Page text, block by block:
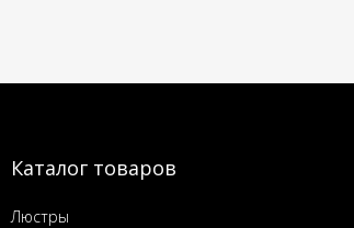
Каталог товаров
Люстры